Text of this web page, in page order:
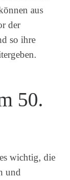
aus
der
so ihre
50.
wichtig, die
und